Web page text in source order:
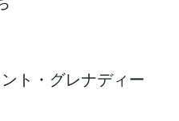
ト・グレナディー